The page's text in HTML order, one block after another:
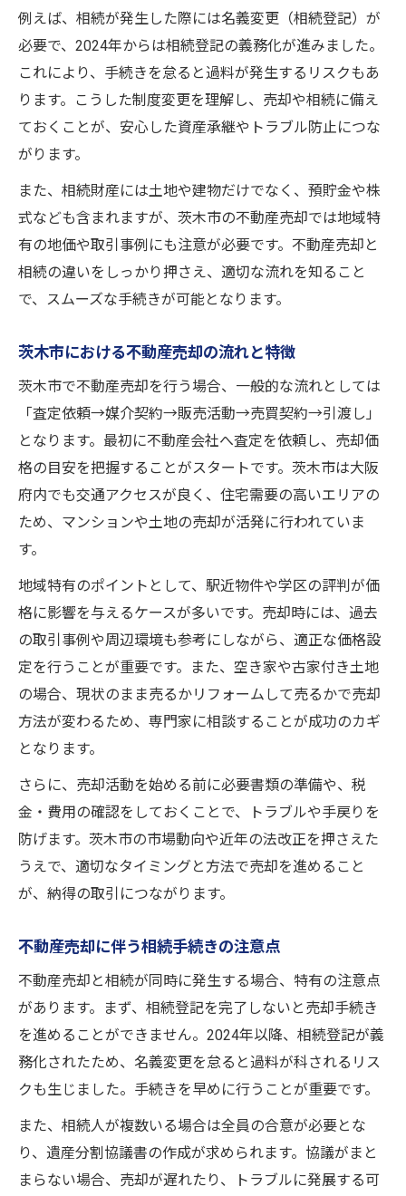
不動産売却手続きの要点を徹底解説
不動産売却に必要な書類とその準備方法
手続きミスを防ぐための確認ポイント
ック
名義変更や税金問題を解決するコツを紹介
不動産売却における名義変更の進め方
相続に伴う税金の基礎知識と対策法
名義変更と税金問題のトラブル回避術
専門家連携で安心できる税金相談の進め方
例えば、相続が発生した際には名義変更（相続登記）が
必要で、2024年からは相続登記の義務化が進みました。
これにより、手続きを怠ると過料が発生するリスクもあ
ります。こうした制度変更を理解し、売却や相続に備え
ておくことが、安心した資産承継やトラブル防止につな
がります。
また、相続財産には土地や建物だけでなく、預貯金や株
式なども含まれますが、茨木市の不動産売却では地域特
有の地価や取引事例にも注意が必要です。不動産売却と
相続の違いをしっかり押さえ、適切な流れを知ること
で、スムーズな手続きが可能となります。
茨木市における不動産売却の流れと特徴
茨木市で不動産売却を行う場合、一般的な流れとしては
「査定依頼→媒介契約→販売活動→売買契約→引渡し」
となります。最初に不動産会社へ査定を依頼し、売却価
格の目安を把握することがスタートです。茨木市は大阪
府内でも交通アクセスが良く、住宅需要の高いエリアの
ため、マンションや土地の売却が活発に行われていま
す。
地域特有のポイントとして、駅近物件や学区の評判が価
格に影響を与えるケースが多いです。売却時には、過去
の取引事例や周辺環境も参考にしながら、適正な価格設
定を行うことが重要です。また、空き家や古家付き土地
の場合、現状のまま売るかリフォームして売るかで売却
方法が変わるため、専門家に相談することが成功のカギ
となります。
さらに、売却活動を始める前に必要書類の準備や、税
金・費用の確認をしておくことで、トラブルや手戻りを
防げます。茨木市の市場動向や近年の法改正を押さえた
うえで、適切なタイミングと方法で売却を進めること
が、納得の取引につながります。
不動産売却に伴う相続手続きの注意点
不動産売却と相続が同時に発生する場合、特有の注意点
があります。まず、相続登記を完了しないと売却手続き
を進めることができません。2024年以降、相続登記が義
務化されたため、名義変更を怠ると過料が科されるリス
クも生じました。手続きを早めに行うことが重要です。
また、相続人が複数いる場合は全員の合意が必要とな
り、遺産分割協議書の作成が求められます。協議がまと
まらない場合、売却が遅れたり、トラブルに発展する可